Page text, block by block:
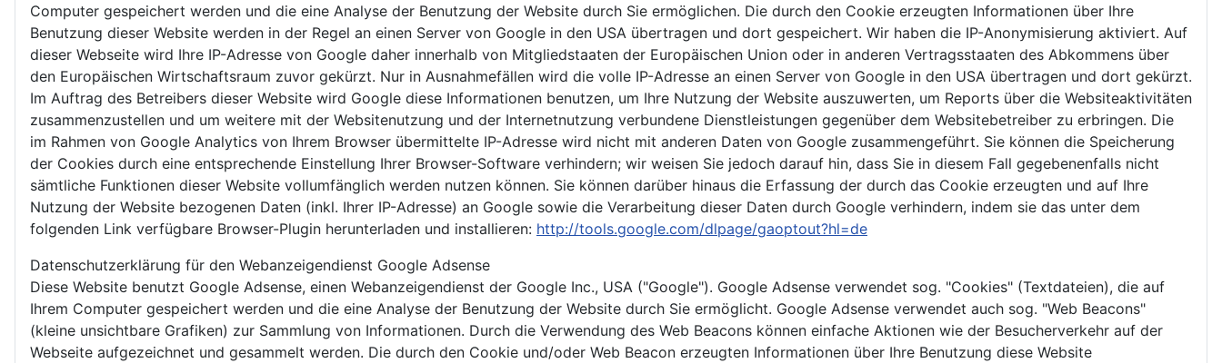
Computer gespeichert werden und die eine Analyse der Benutzung der Website durch Sie ermöglichen. Die durch den Cookie erzeugten Informationen über Ihre
Benutzung dieser Website werden in der Regel an einen Server von Google in den USA übertragen und dort gespeichert. Wir haben die IP-Anonymisierung aktiviert. Auf
dieser Webseite wird Ihre IP-Adresse von Google daher innerhalb von Mitgliedstaaten der Europäischen Union oder in anderen Vertragsstaaten des Abkommens über
den Europäischen Wirtschaftsraum zuvor gekürzt. Nur in Ausnahmefällen wird die volle IP-Adresse an einen Server von Google in den USA übertragen und dort gekürzt.
Im Auftrag des Betreibers dieser Website wird Google diese Informationen benutzen, um Ihre Nutzung der Website auszuwerten, um Reports über die Websiteaktivitäten
zusammenzustellen und um weitere mit der Websitenutzung und der Internetnutzung verbundene Dienstleistungen gegenüber dem Websitebetreiber zu erbringen. Die
im Rahmen von Google Analytics von Ihrem Browser übermittelte IP-Adresse wird nicht mit anderen Daten von Google zusammengeführt. Sie können die Speicherung
der Cookies durch eine entsprechende Einstellung Ihrer Browser-Software verhindern; wir weisen Sie jedoch darauf hin, dass Sie in diesem Fall gegebenenfalls nicht
sämtliche Funktionen dieser Website vollumfänglich werden nutzen können. Sie können darüber hinaus die Erfassung der durch das Cookie erzeugten und auf Ihre
Nutzung der Website bezogenen Daten (inkl. Ihrer IP-Adresse) an Google sowie die Verarbeitung dieser Daten durch Google verhindern, indem sie das unter dem
folgenden Link verfügbare Browser-Plugin herunterladen und installieren: http://tools.google.com/dlpage/gaoptout?hl=de
Datenschutzerklärung für den Webanzeigendienst Google Adsense
Diese Website benutzt Google Adsense, einen Webanzeigendienst der Google Inc., USA ("Google"). Google Adsense verwendet sog. "Cookies" (Textdateien), die auf
Ihrem Computer gespeichert werden und die eine Analyse der Benutzung der Website durch Sie ermöglicht. Google Adsense verwendet auch sog. "Web Beacons"
(kleine unsichtbare Grafiken) zur Sammlung von Informationen. Durch die Verwendung des Web Beacons können einfache Aktionen wie der Besucherverkehr auf der
Webseite aufgezeichnet und gesammelt werden. Die durch den Cookie und/oder Web Beacon erzeugten Informationen über Ihre Benutzung diese Website